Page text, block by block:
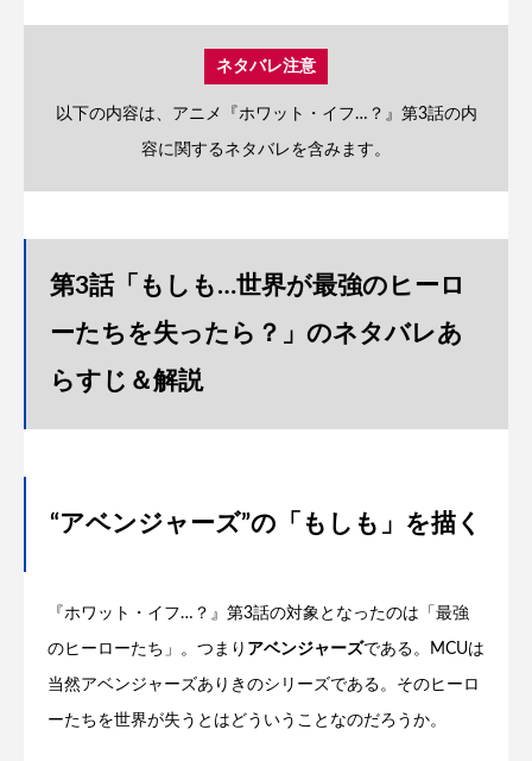
ネタバレ注意
以下の内容は、アニメ『ホワット・イフ…？』第3話の内
容に関するネタバレを含みます。
第3話「もしも…世界が最強のヒーロ
ーたちを失ったら？」のネタバレあ
らすじ＆解説
“アベンジャーズ”の「もしも」を描く
『ホワット・イフ…？』第3話の対象となったのは「最強
のヒーローたち」。つまり アベンジャーズである。MCUは
当然アベンジャーズありきのシリーズである。そのヒーロ
ーたちを世界が失うとはどういうことなのだろうか。